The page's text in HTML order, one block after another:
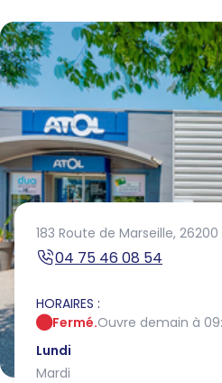
183 Route de Marseille,
04 75 46 08 54
HORAIRES :
Fermé.Ouvre demain à
Lundi
Mardi